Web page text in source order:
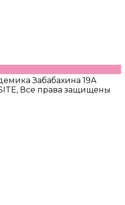
Забабахина 19А
Все права защищены